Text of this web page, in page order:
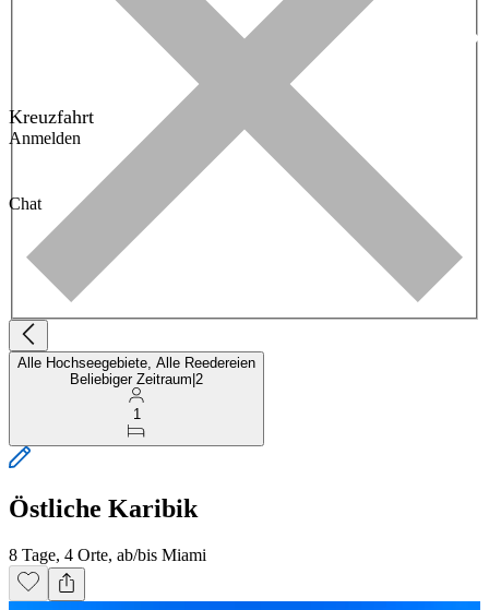
Kreuzfahrt
Anmelden
Chat
Alle Hochseegebiete, Alle Reedereien
Beliebiger Zeitraum 2
1
Östliche Karibik
8 Tage, 4 Orte, ab/bis Miami